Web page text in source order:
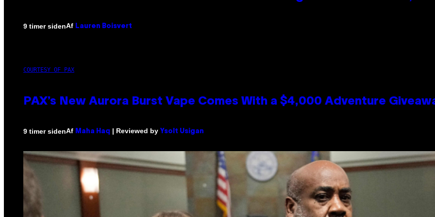
9 timer sidenAf Lauren Boisvert
COURTESY OF PAX
PAX’s New Aurora Burst Vape Comes With a $4,000 Adventure
9 timer sidenAf Maha Haq | Reviewed by Ysolt Usigan